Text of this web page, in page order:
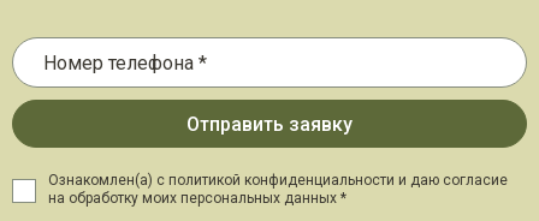
Ознакомлен(а) с политикой конфиденциальности и даю согласие
на обработку моих персональных данных *